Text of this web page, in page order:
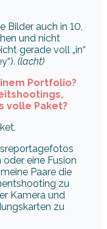
Bilder auch in 10,
und nicht
gerade voll „in“
(lacht)
Portfolio?
volle Paket?
eine Fusion
Paare die
zu
Kamera und
zu